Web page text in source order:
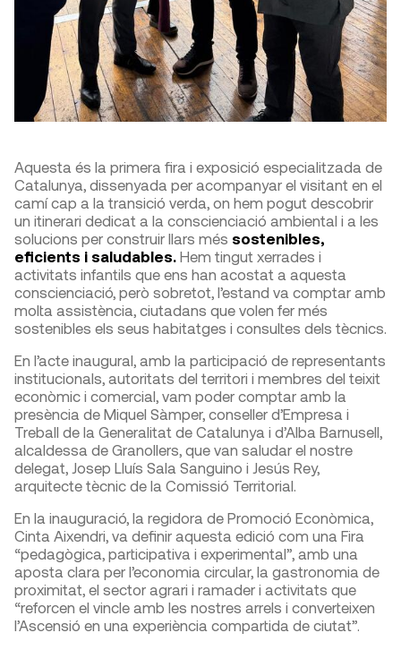
Aquesta és la primera fira i exposició especialitzada de
Catalunya, dissenyada per acompanyar el visitant en el
camí cap a la transició verda, on hem pogut descobrir
un itinerari dedicat a la conscienciació ambiental i a les
solucions per construir llars més sostenibles,
eficients i saludables. Hem tingut xerrades i
activitats infantils que ens han acostat a aquesta
conscienciació, però sobretot, l’estand va comptar amb
molta assistència, ciutadans que volen fer més
sostenibles els seus habitatges i consultes dels tècnics.
En l’acte inaugural, amb la participació de representants
institucionals, autoritats del territori i membres del teixit
econòmic i comercial, vam poder comptar amb la
presència de Miquel Sàmper, conseller d’Empresa i
Treball de la Generalitat de Catalunya i d’Alba Barnusell,
alcaldessa de Granollers, que van saludar el nostre
delegat, Josep Lluís Sala Sanguino i Jesús Rey,
arquitecte tècnic de la Comissió Territorial.
En la inauguració, la regidora de Promoció Econòmica,
Cinta Aixendri, va definir aquesta edició com una Fira
“pedagògica, participativa i experimental”, amb una
aposta clara per l’economia circular, la gastronomia de
proximitat, el sector agrari i ramader i activitats que
“reforcen el vincle amb les nostres arrels i converteixen
l’Ascensió en una experiència compartida de ciutat”.